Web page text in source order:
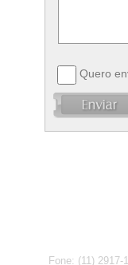
Quero
Fone: (11) 2917-